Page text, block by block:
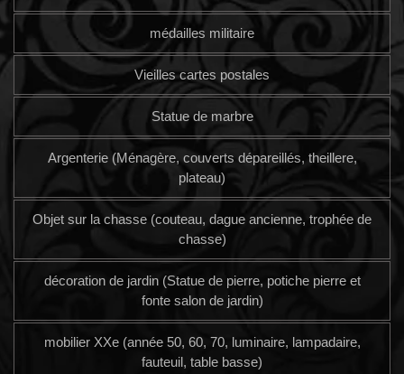
médailles militaire
Vieilles cartes postales
Statue de marbre
Argenterie (Ménagère, couverts dépareillés, theillere,
plateau)
Objet sur la chasse (couteau, dague ancienne, trophée de
chasse)
décoration de jardin (Statue de pierre, potiche pierre et
fonte salon de jardin)
mobilier XXe (année 50, 60, 70, luminaire, lampadaire,
fauteuil, table basse)